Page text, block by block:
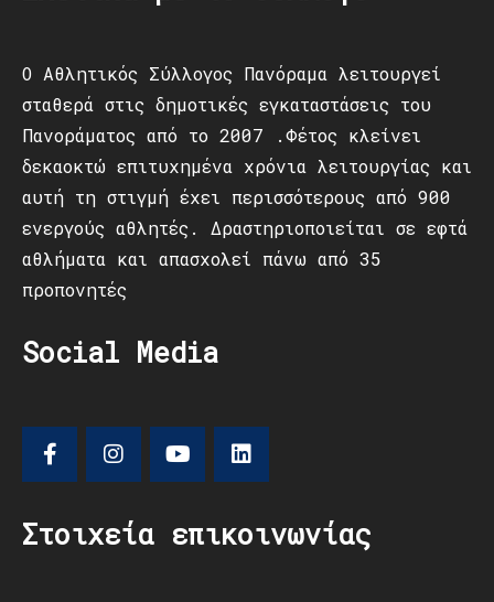
Ο Αθλητικός Σύλλογος Πανόραμα λειτουργεί
σταθερά στις δημοτικές εγκαταστάσεις του
Πανοράματος από το 2007 .Φέτος κλείνει
δεκαοκτώ επιτυχημένα χρόνια λειτουργίας και
αυτή τη στιγμή έχει περισσότερους από 900
ενεργούς αθλητές. Δραστηριοποιείται σε εφτά
αθλήματα και απασχολεί πάνω από 35
προπονητές
Social Media
Στοιχεία επικοινωνίας